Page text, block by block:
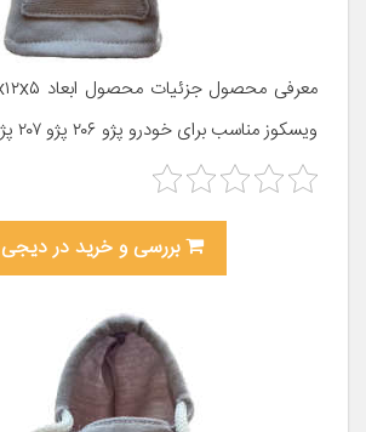
ویسکوز مناسب برای خودرو پژو ۲۰۶ پژو ۲۰۷ پژو ۴۰۵ پژو پارس […]
بررسی و خرید در دیجی